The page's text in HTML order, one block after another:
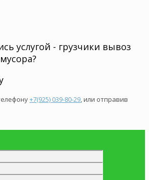
услугой - грузчики вывоз
+7(925) 039-80-29, или отправив